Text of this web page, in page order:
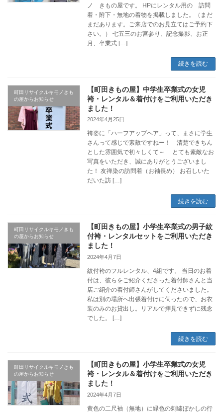
ノ きもの屋です。 HPにレンタル用の 訪問
着・附下・無地の着物を掲載しました。（まだ
まだあります。ご来店でのお見立てはご予約下
さい。） 七五三のお宮参り、記念撮影、お正
月、卒業式 […]
続きを読む
町田リサイクルキモノきも
の屋からお知らせ
【町田きもの屋】中学生卒業式の女児
袴・レンタル＆着付けをご利用いただき
ました！
2024年4月25日
袴姿に「ハーフアップヘア」って、まさに学生
さんって感じで素敵ですねー！ 清楚できちん
とした雰囲気で初々しくて～ とても素敵なお
写真をいただき、誠にありがとうございまし
た！ 友禅染の訪問着（お袖長め） お召しいた
だいた訪 […]
続きを読む
町田リサイクルキモノきも
の屋からお知らせ
【町田きもの屋】小学生卒業式の男子紋
付袴・レンタルセットをご利用いただき
ました！
2024年4月7日
紋付袴のフルレンタル、4組です。 当日のお着
付は、彼らをご紹介くださった着付師さんと当
店ご紹介の着付師さんがしてくださいました。
私は別の場所へ出張着付けに伺ったので、お衣
装のみのお貸出し。リアルで拝見できずに残念
でした。 […]
続きを読む
町田リサイクルキモノきも
の屋からお知らせ
【町田きもの屋】小学生卒業式の女児
袴・レンタル＆着付けをご利用いただき
ました！
2024年4月7日
黄色の二尺袖（無地）に緑色の刺繍ぼかしの行